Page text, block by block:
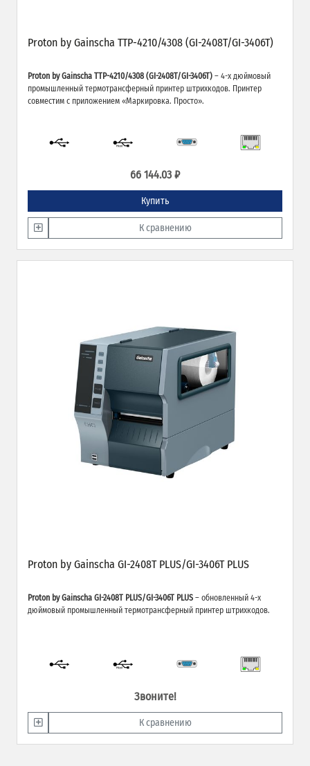
Proton by Gainscha TTP-4210/4308 (GI-2408T/GI-3406T)
Proton by Gainscha TTP-4210/4308 (GI-2408T/GI-3406T) – 4-х дюймовый
промышленный термотрансферный принтер штрихкодов. Принтер
совместим с приложением «Маркировка. Просто».
66 144.03 ₽
Купить
К сравнению
Proton by Gainscha GI-2408T PLUS/GI-3406T PLUS
Proton by Gainscha GI-2408T PLUS/GI-3406T PLUS – обновленный 4-х
дюймовый промышленный термотрансферный принтер штрихкодов.
Звоните!
К сравнению